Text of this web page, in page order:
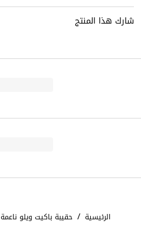
شارك هذا المنتج
الرئيسية / حقيبة باكيت ويلو ناعمة